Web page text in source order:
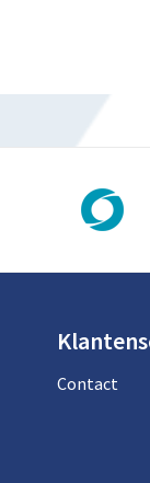
Contact